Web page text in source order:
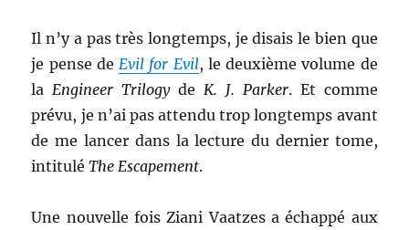
Il n’y a pas très longtemps, je disais le bien que
je pense deEvil for Evil, le deuxième volume de
laEngineer TrilogydeK. J. Parker. Et comme
prévu, je n’ai pas attendu trop longtemps avant
de me lancer dans la lecture du dernier tome,
intituléThe Escapement.
Une nouvelle fois Ziani Vaatzes a échappé aux